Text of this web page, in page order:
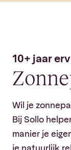
10+ jaar
Wil je
Bij Sollo
manier je
je natuurlijk